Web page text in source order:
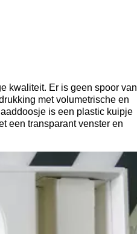
kwaliteit. Er is geen spoor van
met volumetrische en
is een plastic kuipje
een transparant venster en